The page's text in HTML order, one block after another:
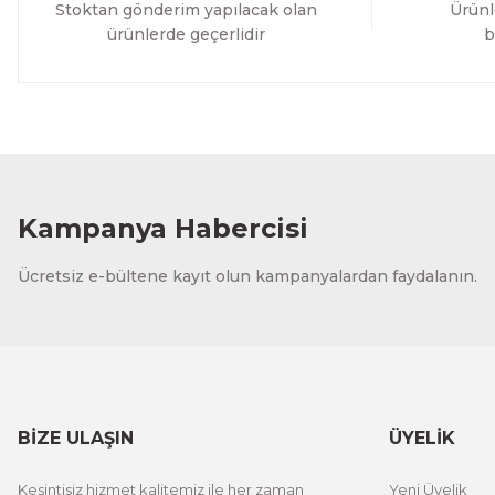
Stoktan gönderim yapılacak olan
ürünlerde geçerlidir
Kampanya Habercisi
Ücretsiz e-bültene kayıt olun kampanyalardan faydalanın.
BİZE ULAŞIN
Kesintisiz hizmet kalitemiz ile her zaman
ÜYELİK
Yeni Üyelik